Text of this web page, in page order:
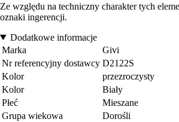
Ze względu na techniczny charakter tych
oznaki ingerencji.
Dodatkowe informacje
Marka
Givi
Nr referencyjny dostawcy D2122S
Kolor
przezroczysty
Kolor
Biały
Płeć
Mieszane
Grupa wiekowa
Dorośli